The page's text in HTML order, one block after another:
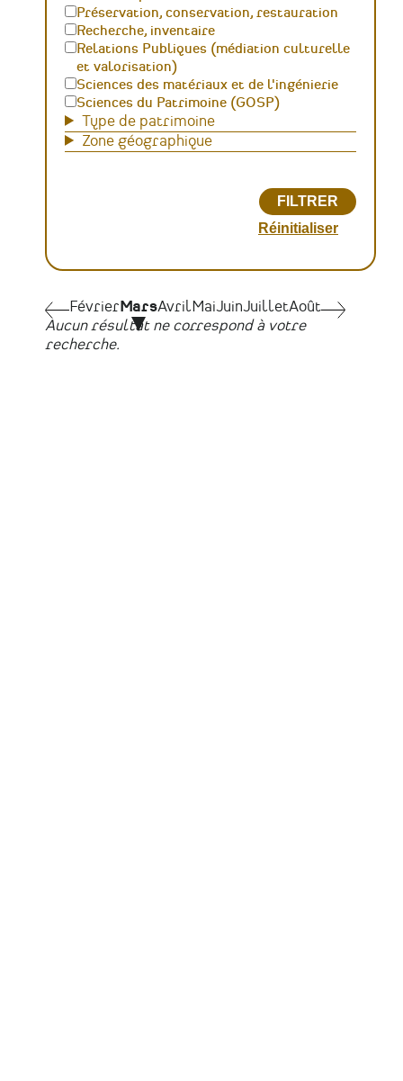
Pagination
FévrierFévrier MarsAvrilMaiJuinJuilletAoûtAvril
Aucun résultat ne correspond à votre
recherche.
Préservation, conservation, restauration
Recherche, inventaire
Relations Publiques (médiation culturelle
et valorisation)
Sciences des matériaux et de l'ingénierie
Sciences du Patrimoine (GOSP)
Type de patrimoine
Zone géographique